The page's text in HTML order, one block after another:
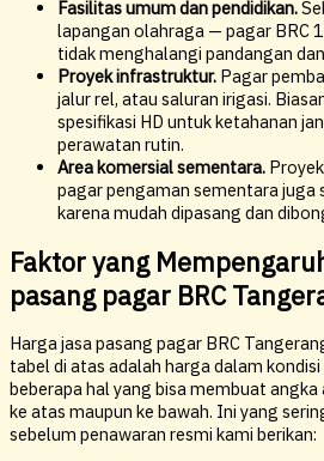
Fasilitas umum dan pendidikan.
lapangan olahraga — pagar BRC
tidak menghalangi pandangan
Proyek infrastruktur. Pagar
jalur rel, atau saluran irigasi.
spesifikasi HD untuk ketahanan
perawatan rutin.
Area komersial sementara.
pagar pengaman sementara juga
karena mudah dipasang dan
Faktor yang
pasang pagar BRC
Harga jasa pasang pagar BRC
tabel di atas adalah harga dalam
beberapa hal yang bisa membuat
ke atas maupun ke bawah. Ini yang
sebelum penawaran resmi kami berikan: